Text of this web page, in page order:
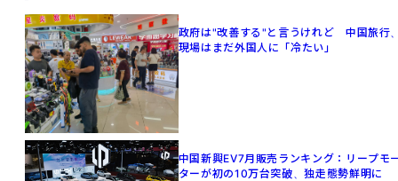
政府は"改善する"と言うけれど 中国旅行
現場はまだ外国人に「冷たい」
中国新興EV7月販売ランキング：リープモ
ターが初の10万台突破、独走態勢鮮明に